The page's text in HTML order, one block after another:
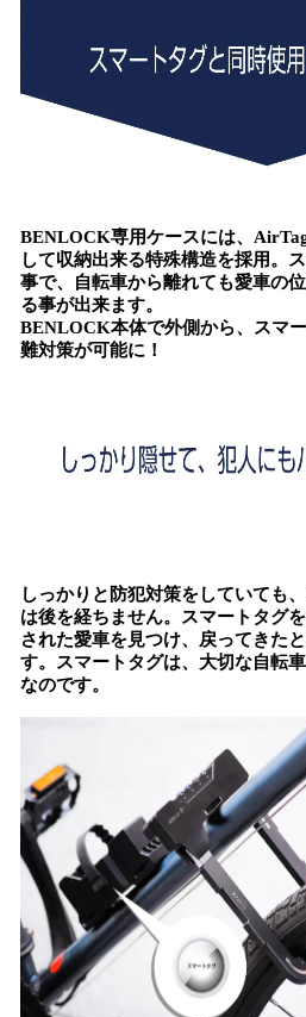
BENLOCK専用ケースには、
して収納出来る特殊構造を採用。
事で、自転車から離れても愛車の
る事が出来ます。
BENLOCK本体で外側から、スマ
難対策が可能に！
しっかりと防犯対策をしていても
は後を経ちません。スマートタグ
された愛車を見つけ、戻ってきた
す。スマートタグは、大切な自転
なのです。